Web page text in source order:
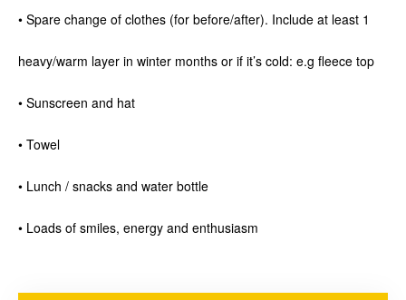
• Spare change of clothes (for before/after). Include at least 1
heavy/warm layer in winter months or if it’s cold: e.g fleece top
• Sunscreen and hat
• Towel
• Lunch / snacks and water bottle
• Loads of smiles, energy and enthusiasm